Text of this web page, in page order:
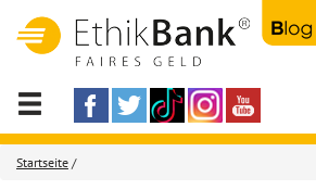
Startseite /